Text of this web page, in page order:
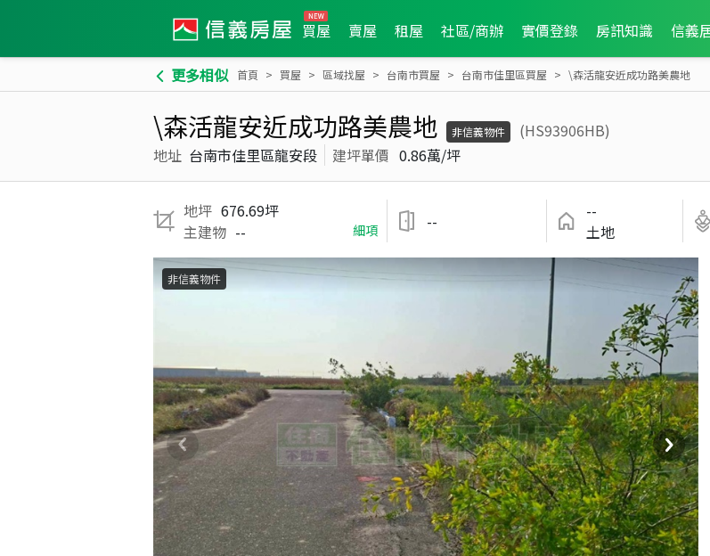
買屋 賣屋 租屋 社區/商辦 實價登錄 房訊知識 信義
更多相似 首頁 買屋 區域找屋 台南市買屋 台南市佳里區買屋 \森活龍安近成功路美農地
\森活龍安近成功路美農地 非信義物件
(HS93906HB)
地址 台南市佳里區龍安段 建坪單價 0.86萬/坪
地坪 676.69坪
主建物 -- 細項 --
--
土地
非信義物件